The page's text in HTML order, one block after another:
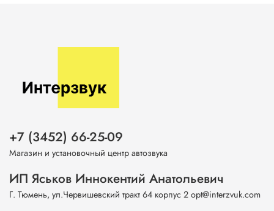
+7 (3452) 66-25-09
Магазин и установочный центр автозвука
ИП Яськов Иннокентий Анатольевич
Г. Тюмень, ул.Червишевский тракт 64 корпус 2 opt@interzvuk.com